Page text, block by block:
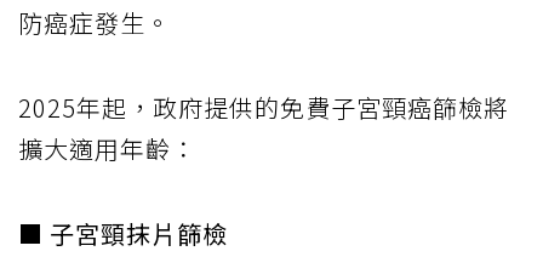
防癌症發生。
2025年起，政府提供的免費子宮頸癌篩檢將
擴大適用年齡：
■ 子宮頸抹片篩檢